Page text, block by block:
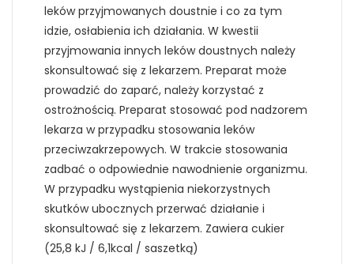
leków przyjmowanych doustnie i co za tym
idzie, osłabienia ich działania. W kwestii
przyjmowania innych leków doustnych należy
skonsultować się z lekarzem. Preparat może
prowadzić do zaparć, należy korzystać z
ostrożnością. Preparat stosować pod nadzorem
lekarza w przypadku stosowania leków
przeciwzakrzepowych. W trakcie stosowania
zadbać o odpowiednie nawodnienie organizmu.
W przypadku wystąpienia niekorzystnych
skutków ubocznych przerwać działanie i
skonsultować się z lekarzem. Zawiera cukier
(25,8 kJ / 6,1kcal / saszetką)